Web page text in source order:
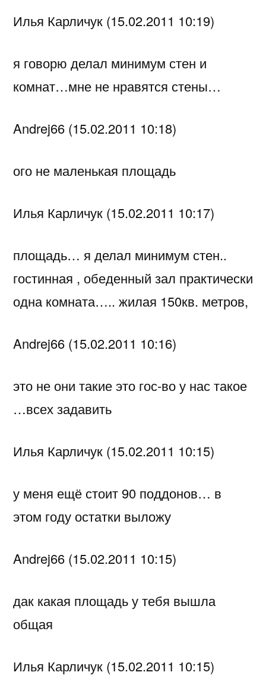
Илья Карличук (15.02.2011 10:19)
я говорю делал минимум стен и
комнат…мне не нравятся стены…
Andrej66 (15.02.2011 10:18)
ого не маленькая площадь
Илья Карличук (15.02.2011 10:17)
площадь… я делал минимум стен..
гостинная , обеденный зал практически
одна комната….. жилая 150кв. метров,
Andrej66 (15.02.2011 10:16)
это не они такие это гос-во у нас такое
…всех задавить
Илья Карличук (15.02.2011 10:15)
у меня ещё стоит 90 поддонов… в
этом году остатки выложу
Andrej66 (15.02.2011 10:15)
дак какая площадь у тебя вышла
общая
Илья Карличук (15.02.2011 10:15)